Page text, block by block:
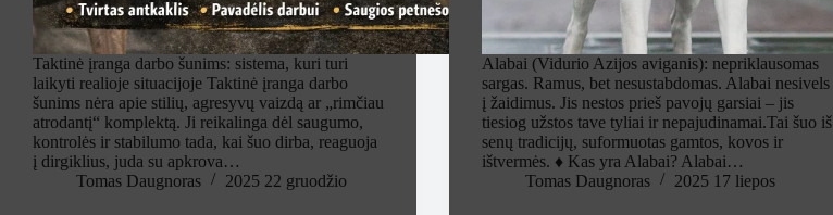
Taktinė įranga darbo šunims: sistema, kuri turi
laikyti realioje situacijoje Taktinė įranga darbo
šunims nėra apie stilių, agresyvų vaizdą ar „rimčiau
atrodantį“ komplektą. Ji reikalinga dėl saugumo,
kontrolės ir stabilumo tada, kai šuo dirba, reaguoja
į dirgiklius, juda su apkrova…
Tomas Daugnoras
2025 22 gruodžio
Alabai (Vidurio Azijos aviganis): nepriklausomas
sargas. Ramus, bet nesustabdomas. Alabai nesivels
į žaidimus. Jis nestos prieš pavojų garsiai – jis
tiesiog užstos tave tyliai ir nepajudinamai.Tai šuo iš
senų tradicijų, suformuotas gamtos, kovos ir
ištvermės. ♦ Kas yra Alabai? Alabai…
Tomas Daugnoras
2025 17 liepos